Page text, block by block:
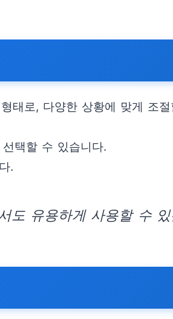
태로, 다양한 상황에 맞게 조
택할 수 있습니다.
.
도 유용하게 사용할 수